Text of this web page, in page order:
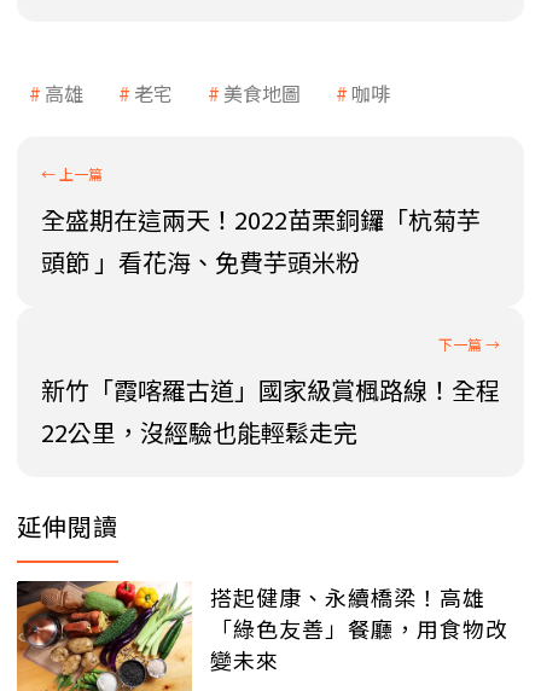
高雄 老宅 美食地圖 咖啡
全盛期在這兩天！2022苗栗銅鑼「杭菊芋
頭節 」看花海、免費芋頭米粉
新竹「霞喀羅古道」國家級賞楓路線！全程
22公里，沒經驗也能輕鬆走完
延伸閱讀
搭起健康、永續橋梁！高雄
「綠色友善」餐廳，用食物改
變未來